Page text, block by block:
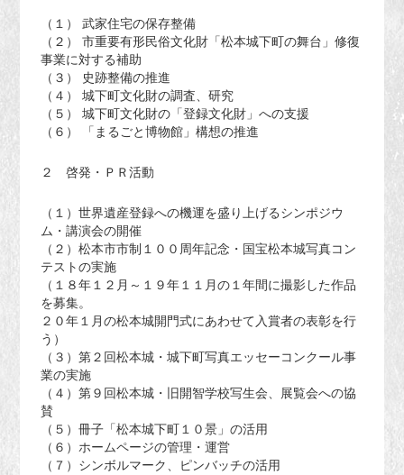
（１） 武家住宅の保存整備
（２） 市重要有形民俗文化財「松本城下町の舞台」修復
事業に対する補助
（３） 史跡整備の推進
（４） 城下町文化財の調査、研究
（５） 城下町文化財の「登録文化財」への支援
（６） 「まるごと博物館」構想の推進
２ 啓発・ＰＲ活動
（１）世界遺産登録への機運を盛り上げるシンポジウ
ム・講演会の開催
（２）松本市市制１００周年記念・国宝松本城写真コン
テストの実施
（１８年１２月～１９年１１月の１年間に撮影した作品
を募集。
２０年１月の松本城開門式にあわせて入賞者の表彰を行
う）
（３）第２回松本城・城下町写真エッセーコンクール事
業の実施
（４）第９回松本城・旧開智学校写生会、展覧会への協
賛
（５）冊子「松本城下町１０景」の活用
（６）ホームページの管理・運営
（７）シンボルマーク、ピンバッチの活用